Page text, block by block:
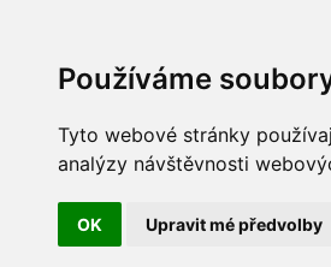
Používáme
Tyto webové stránky
analýzy návštěvnosti
OK Upravit mé předvolby